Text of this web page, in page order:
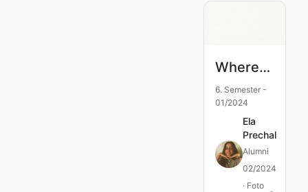
Where`s my mind?
6. Semester -
01/2024
Ela
Prechal
Alumni
02/2024
· Foto